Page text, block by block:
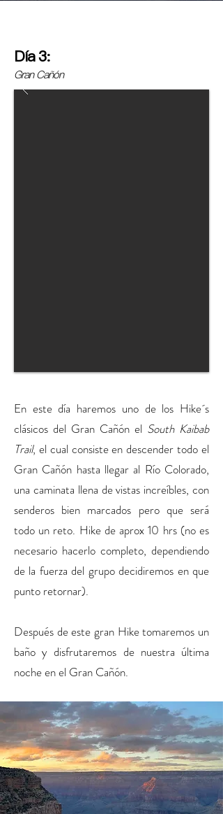
Día 3:
Gran Cañón
En este día haremos uno de los Hike´s
clásicos del Gran Cañón el South Kaibab
Trail, el cual consiste en descender todo el
Gran Cañón hasta llegar al Río Colorado,
una caminata llena de vistas increíbles, con
senderos bien marcados pero que será
todo un reto. Hike de aprox 10 hrs (no es
necesario hacerlo completo, dependiendo
de la fuerza del grupo decidiremos en que
punto retornar).
Después de este gran Hike tomaremos un
baño y disfrutaremos de nuestra última
noche en el Gran Cañón.